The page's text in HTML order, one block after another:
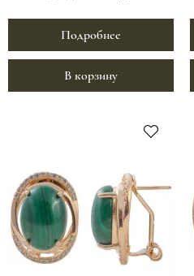
Подробнее
В корзину